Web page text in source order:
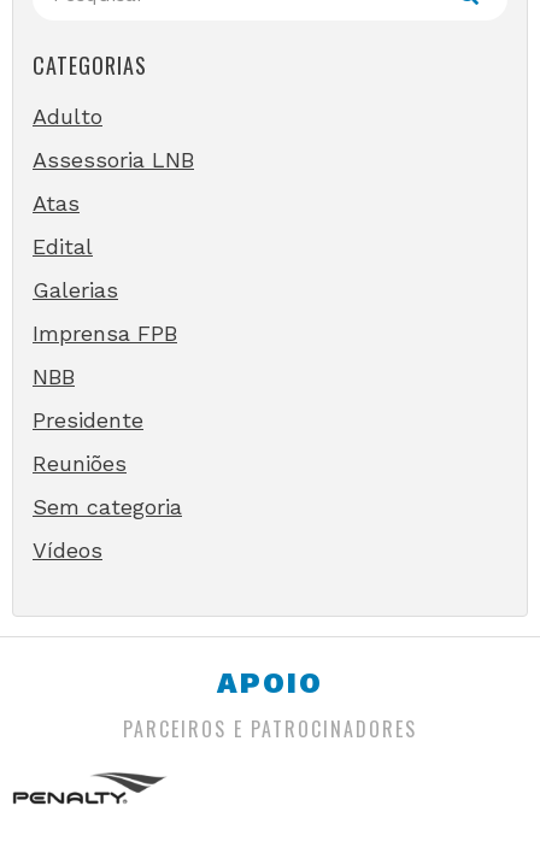
CATEGORIAS
Adulto
Assessoria LNB
Atas
Edital
Galerias
Imprensa FPB
NBB
Presidente
Reuniões
Sem categoria
Vídeos
APOIO
PARCEIROS E PATROCINADORES